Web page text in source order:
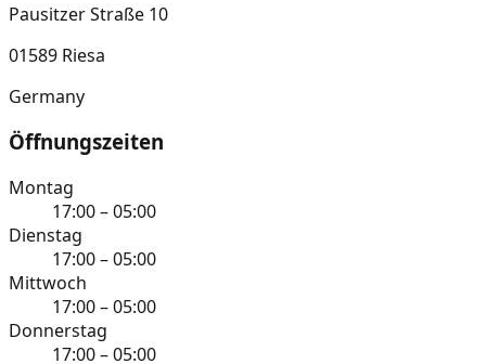
Pausitzer Straße 10
01589 Riesa
Germany
Öffnungszeiten
Montag
17:00 – 05:00
Dienstag
17:00 – 05:00
Mittwoch
17:00 – 05:00
Donnerstag
17:00 – 05:00